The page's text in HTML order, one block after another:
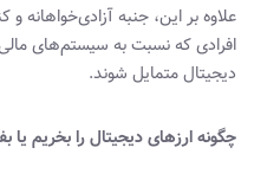
علاوه‌ بر این، جنبه آزادی‌خواهانه
افرادی که نسبت به سیستم‌های
دیجیتال متمایل شوند.
چگونه ارزهای دیجیتال را بخریم یا